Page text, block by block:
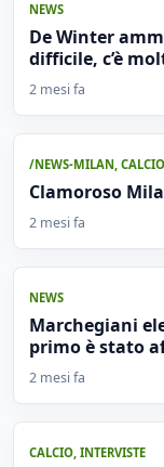
NEWS
De Winter
difficile, c’è
2 mesi fa
/NEWS-MILAN, CALCIO
Clamoroso
2 mesi fa
NEWS
Marchegiani
primo è stato
2 mesi fa
CALCIO, INTERVISTE